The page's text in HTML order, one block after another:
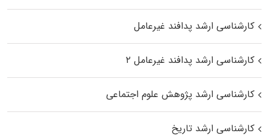
کارشناسی ارشد پدافند غیرعامل
کارشناسی ارشد پدافند غیرعامل ۲
کارشناسی ارشد پژوهش علوم اجتماعی
کارشناسی ارشد تاریخ